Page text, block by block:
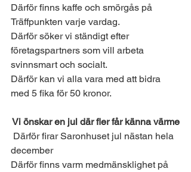
Därför finns kaffe och smörgås på
Träffpunkten varje vardag.
Därför söker vi ständigt efter
företagspartners som vill arbeta
svinnsmart och socialt.
Därför kan vi alla vara med att bidra
med 5 fika för 50 kronor.
Vi önskar en jul där fler får känna värme
december
Därför finns varm medmänsklighet på